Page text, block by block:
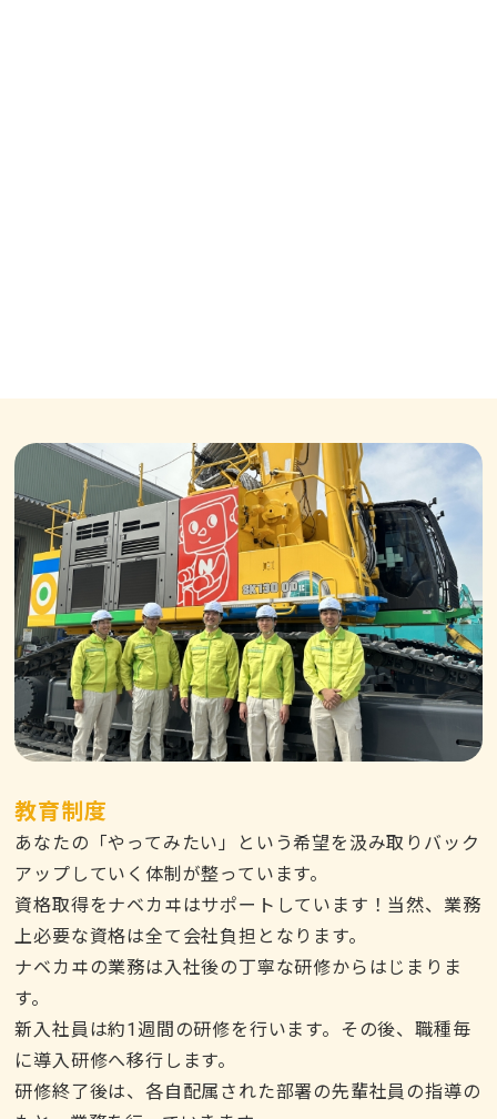
教育制度
あなたの「やってみたい」という希望を汲み取りバック
アップしていく体制が整っています。
資格取得をナベカヰはサポートしています！当然、業務
上必要な資格は全て会社負担となります。
ナベカヰの業務は入社後の丁寧な研修からはじまりま
す。
新入社員は約1週間の研修を行います。その後、職種毎
に導入研修へ移行します。
研修終了後は、各自配属された部署の先輩社員の指導の